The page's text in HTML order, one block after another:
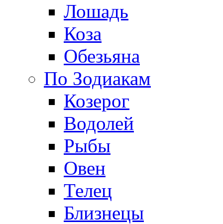
Лошадь
Коза
Обезьяна
По Зодиакам
Козерог
Водолей
Рыбы
Овен
Телец
Близнецы